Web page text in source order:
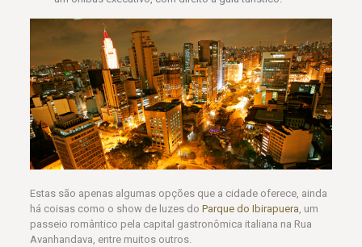
Estas são apenas algumas opções que a cidade oferece, ainda
há coisas como o show de luzes do Parque do Ibirapuera, um
passeio romântico pela capital gastronômica italiana na Rua
Avanhandava, entre muitos outros.